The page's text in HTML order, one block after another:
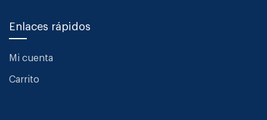
Enlaces rápidos
Mi cuenta
Carrito